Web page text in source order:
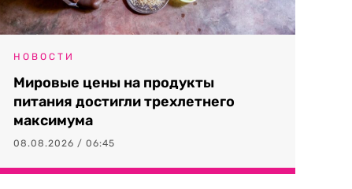
НОВОСТИ
Мировые цены на продукты
питания достигли трехлетнего
максимума
08.08.2026 / 06:45